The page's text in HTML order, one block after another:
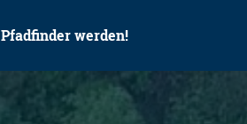
Pfadfinder werden!